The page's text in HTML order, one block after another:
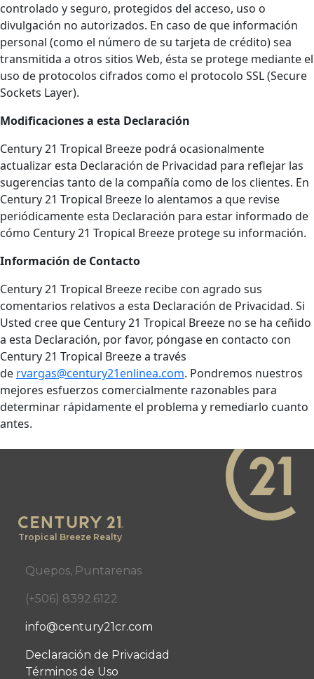
controlado y seguro, protegidos del acceso, uso o
divulgación no autorizados. En caso de que información
personal (como el número de su tarjeta de crédito) sea
transmitida a otros sitios Web, ésta se protege mediante el
uso de protocolos cifrados como el protocolo SSL (Secure
Sockets Layer).
Modificaciones a esta Declaración
Century 21 Tropical Breeze podrá ocasionalmente
actualizar esta Declaración de Privacidad para reflejar las
sugerencias tanto de la compañía como de los clientes. En
Century 21 Tropical Breeze lo alentamos a que revise
periódicamente esta Declaración para estar informado de
cómo Century 21 Tropical Breeze protege su información.
Información de Contacto
Century 21 Tropical Breeze recibe con agrado sus
comentarios relativos a esta Declaración de Privacidad. Si
Usted cree que Century 21 Tropical Breeze no se ha ceñido
a esta Declaración, por favor, póngase en contacto con
Century 21 Tropical Breeze a través
de rvargas@century21enlinea.com. Pondremos nuestros
mejores esfuerzos comercialmente razonables para
determinar rápidamente el problema y remediarlo cuanto
antes.
Tropical Breeze Realty
Quepos, Puntarenas
(+506) 8392.6122
info@century21cr.com
Declaración de Privacidad
Términos de Uso